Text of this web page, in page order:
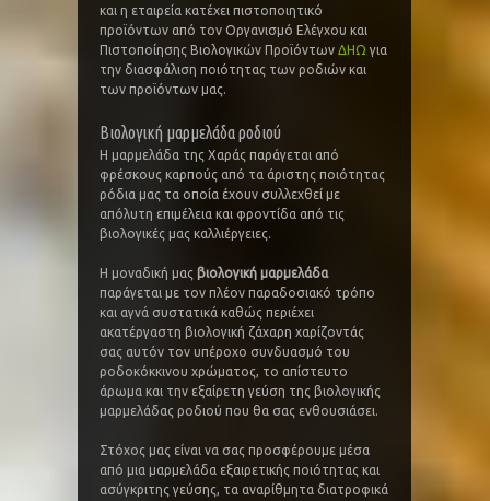
και η εταιρεία κατέχει πιστοποιητικό
προϊόντων από τον Οργανισμό Ελέγχου και
Πιστοποίησης Βιολογικών Προϊόντων ΔΗΩ για
την διασφάλιση ποιότητας των ροδιών και
των προϊόντων μας.
Βιολογική μαρμελάδα ροδιού
Η μαρμελάδα της Χαράς παράγεται από
φρέσκους καρπούς από τα άριστης ποιότητας
ρόδια μας τα οποία έχουν συλλεχθεί με
απόλυτη επιμέλεια και φροντίδα από τις
βιολογικές μας καλλιέργειες.
Η μοναδική μας βιολογική μαρμελάδα
παράγεται με τον πλέον παραδοσιακό τρόπο
και αγνά συστατικά καθώς περιέχει
ακατέργαστη βιολογική ζάχαρη χαρίζοντάς
σας αυτόν τον υπέροχο συνδυασμό του
ροδοκόκκινου χρώματος, το απίστευτο
άρωμα και την εξαίρετη γεύση της βιολογικής
μαρμελάδας ροδιού που θα σας ενθουσιάσει.
Στόχος μας είναι να σας προσφέρουμε μέσα
από μια μαρμελάδα εξαιρετικής ποιότητας και
ασύγκριτης γεύσης, τα αναρίθμητα διατροφικά